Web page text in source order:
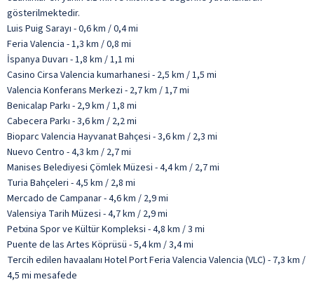
gösterilmektedir.
Luis Puig Sarayı - 0,6 km / 0,4 mi
Feria Valencia - 1,3 km / 0,8 mi
İspanya Duvarı - 1,8 km / 1,1 mi
Casino Cirsa Valencia kumarhanesi - 2,5 km / 1,5 mi
Valencia Konferans Merkezi - 2,7 km / 1,7 mi
Benicalap Parkı - 2,9 km / 1,8 mi
Cabecera Parkı - 3,6 km / 2,2 mi
Bioparc Valencia Hayvanat Bahçesi - 3,6 km / 2,3 mi
Nuevo Centro - 4,3 km / 2,7 mi
Manises Belediyesi Çömlek Müzesi - 4,4 km / 2,7 mi
Turia Bahçeleri - 4,5 km / 2,8 mi
Mercado de Campanar - 4,6 km / 2,9 mi
Valensiya Tarih Müzesi - 4,7 km / 2,9 mi
Petxina Spor ve Kültür Kompleksi - 4,8 km / 3 mi
Puente de las Artes Köprüsü - 5,4 km / 3,4 mi
Tercih edilen havaalanı Hotel Port Feria Valencia Valencia (VLC) - 7,3 km /
4,5 mi mesafede